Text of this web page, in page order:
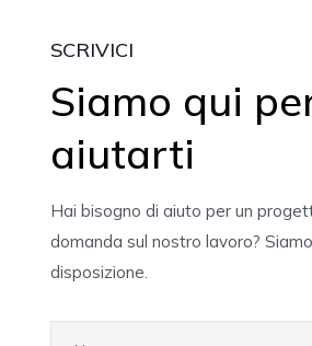
SCRIVICI
Siamo qui
aiutarti
Hai bisogno di aiuto per un
domanda sul nostro lavoro?
disposizione.